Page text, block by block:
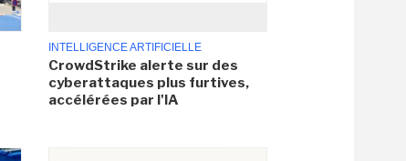
INTELLIGENCE ARTIFICIELLE
CrowdStrike alerte sur des
cyberattaques plus furtives,
accélérées par l'IA